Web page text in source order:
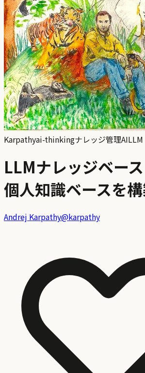
Karpathyai-thinkingナレッジ管理AILLM
LLMナレッジベー
個人知識ベースを
Andrej Karpathy@karpathy